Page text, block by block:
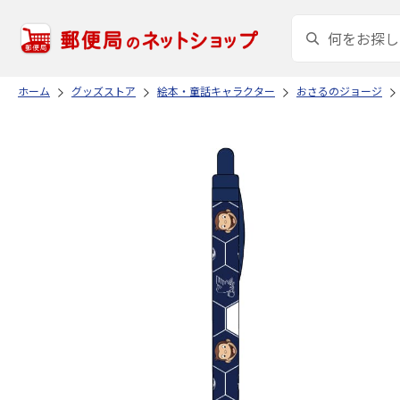
ホーム グッズストア 絵本・童話キャラクター おさるのジョージ